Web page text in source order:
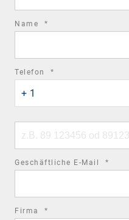
Name *
Telefon *
country
code
+ 1
number
Geschäftliche E-Mail *
Firma *